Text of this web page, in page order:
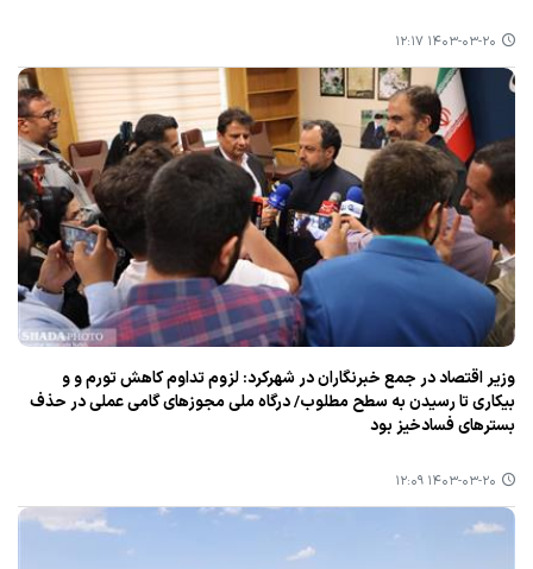
۱۴۰۳-۰۳-۲۰ ۱۲:۱۷
وزیر اقتصاد در جمع خبرنگاران در شهركرد: لزوم تداوم كاهش تورم و و
بیكاری تا رسیدن به سطح مطلوب/ درگاه ملی مجوزهای گامی عملی در حذف
بسترهای فسادخیز بود
۱۴۰۳-۰۳-۲۰ ۱۲:۰۹